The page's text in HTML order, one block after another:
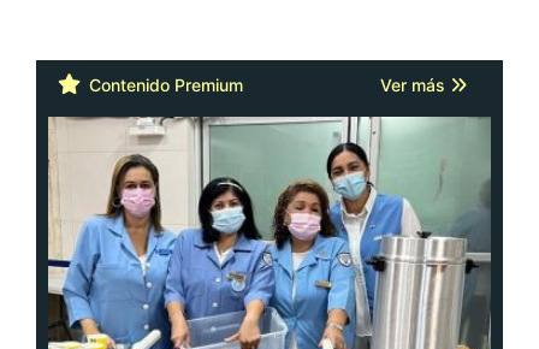
Contenido Premium Ver más